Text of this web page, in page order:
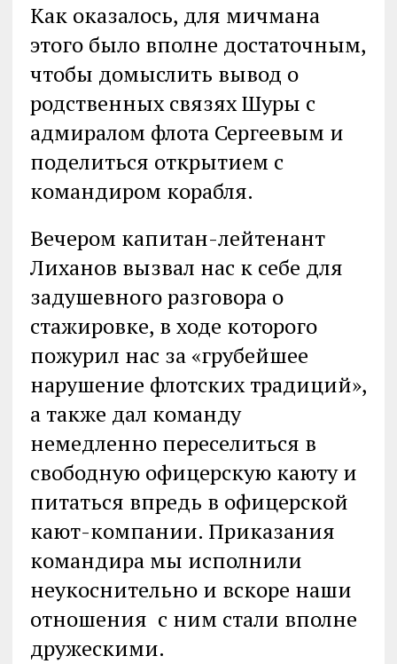
Как оказалось, для мичмана
этого было вполне достаточным,
чтобы домыслить вывод о
родственных связях Шуры с
адмиралом флота Сергеевым и
поделиться открытием с
командиром корабля.
Вечером капитан-лейтенант
Лиханов вызвал нас к себе для
задушевного разговора о
стажировке, в ходе которого
пожурил нас за «грубейшее
нарушение флотских традиций»,
а также дал команду
немедленно переселиться в
свободную офицерскую каюту и
питаться впредь в офицерской
кают-компании. Приказания
командира мы исполнили
неукоснительно и вскоре наши
отношения с ним стали вполне
дружескими.